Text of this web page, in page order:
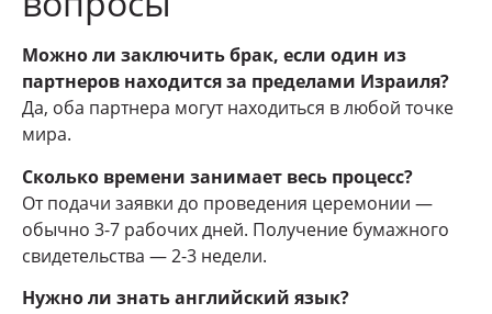
Можно ли заключить брак, если один из
партнеров находится за пределами Израиля?
Да, оба партнера могут находиться в любой точке
мира.
Сколько времени занимает весь процесс?
От подачи заявки до проведения церемонии —
обычно 3-7 рабочих дней. Получение бумажного
свидетельства — 2-3 недели.
Нужно ли знать английский язык?